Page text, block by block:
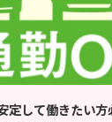
定して働きたい